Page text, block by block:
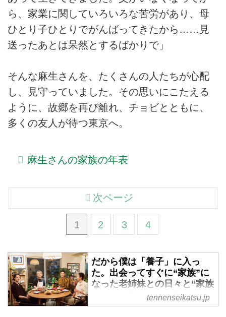
ら、家業に関していろいろな苦労があり、母
ひとり子ひとりでがんばってきたから……見
送ったあとは呆然とするばかりで」
そんな麻生さんを、たくさんの人たちが心配
し、見守っていました。その思いにこたえる
ように、故郷を再び離れ、チョビとともに、
多くの友人が待つ東京へ。
麻生さんの家族の年表
1 2 3 4
次ページ
だから僕は「養子」に入っ
た。出会ってすぐに“家族”に
なった老姉妹との日々と“家族
的”な仲間たち／料理家・麻生
要一郎さん - 天然生活web
tennenseikatsu.jp